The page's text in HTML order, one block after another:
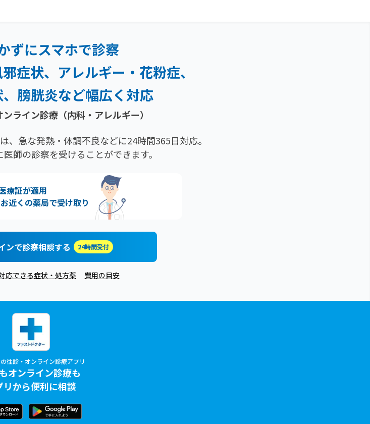
ずにスマホで診察
症状、 アレルギー・花粉症、
膀胱炎など幅広く対応
ンライン診療（内科・アレルギー）
、急な発熱・体調不良などに24時間365日対応。
師の診察を受けることができます。
療証が適用
近くの薬局で受け取り
ンで診察相談する 24時間受付
応できる症状・処方薬 費用の目安
往診・オンライン診療アプリ
オンライン診療も
リから便利に相談